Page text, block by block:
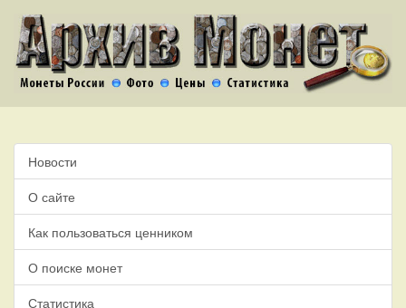
Новости
О сайте
Как пользоваться ценником
О поиске монет
Статистика